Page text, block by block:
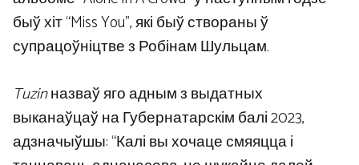
быў хіт “Miss You”, які быў створаны ў
супрацоўніцтве з Робінам Шульцам.
Tuzinназваў яго адным з выдатных
выканаўцаў на Губернатарскім балі 2023,
адзначыўшы: “Калі вы хочаце смяяцца і